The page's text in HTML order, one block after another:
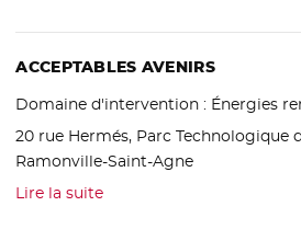
ACCEPTABLES AVENIRS
Domaine d'intervention : Énergies
20 rue Hermés, Parc Technologique
Ramonville-Saint-Agne
Lire la suite